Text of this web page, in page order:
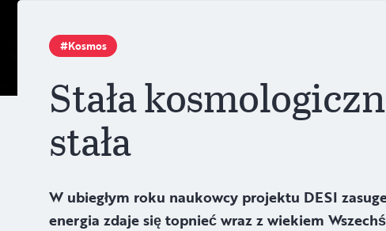
Kosmos
Stała
stała
W ubiegłym roku naukowcy projektu DESI
energia zdaje się topnieć wraz z wiekiem